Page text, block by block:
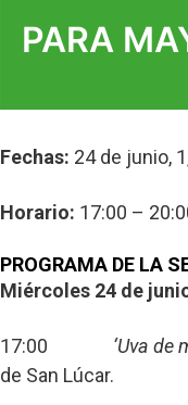
PARA
Fechas: 24 de junio,
Horario: 17:00 –
PROGRAMA DE LA
Miércoles 24 de
17:00 ‘Uva de
de San Lúcar.